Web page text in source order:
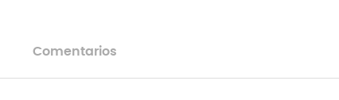
Comentarios